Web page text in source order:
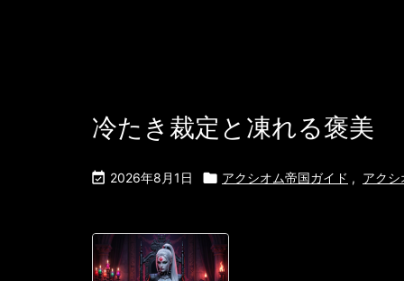
冷たき裁定と凍れる褒美
 2026年8月1日  アクシオム帝国ガイド , アク